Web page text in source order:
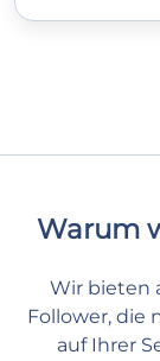
Warum
Wir bieten
Follower, die
auf Ihrer